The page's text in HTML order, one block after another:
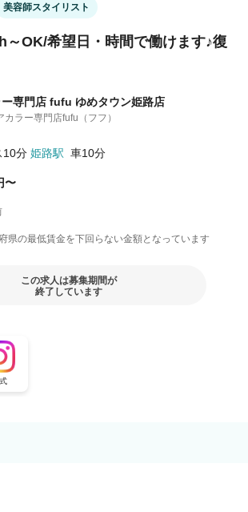
美容師スタイリスト
～OK/希望日・時間で働けます♪復
専門店 fufu ゆめタウン姫路店
カラー専門店fufu（フフ）
10分 姫路駅 車10分
〜
県の最低賃金を下回らない金額となっています
この求人は募集期間が
終了しています